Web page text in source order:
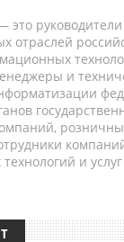
это
отраслей
и
и услуг